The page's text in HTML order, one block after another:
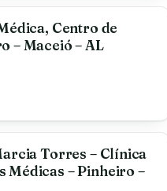
Centro de
– Maceió – AL
Torres – Clínica
Médicas – Pinheiro –